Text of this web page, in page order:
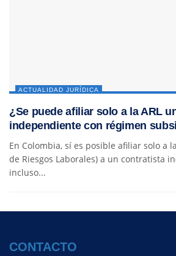
ACTUALIDAD JURÍDICA
¿Se puede afiliar solo a la ARL
independiente con régimen
En Colombia, sí es posible afiliar solo a
de Riesgos Laborales) a un contratista
incluso...
CONTACTO